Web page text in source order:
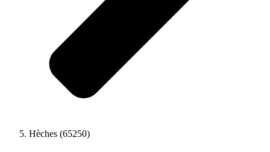
Hèches (65250)